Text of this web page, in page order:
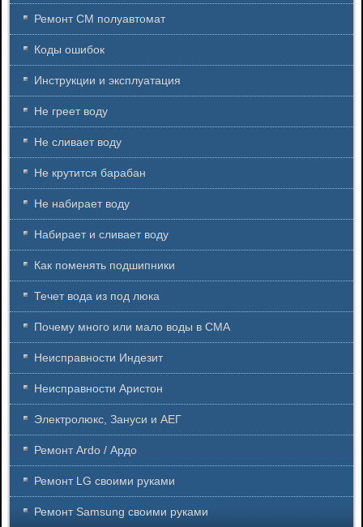
Ремонт СМ полуавтомат
Коды ошибок
Инструкции и эксплуатация
Не греет воду
Не сливает воду
Не крутится барабан
Не набирает воду
Набирает и сливает воду
Как поменять подшипники
Течет вода из под люка
Почему много или мало воды в СМА
Неисправности Индезит
Неисправности Аристон
Электролюкс, Зануси и АЕГ
Ремонт Ardo / Ардо
Ремонт LG своими руками
Ремонт Samsung своими руками